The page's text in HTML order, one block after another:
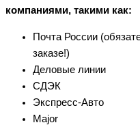
компаниями, такими как:
Почта России
заказе!)
Деловые линии
СДЭК
Экспресс-Авто
Major